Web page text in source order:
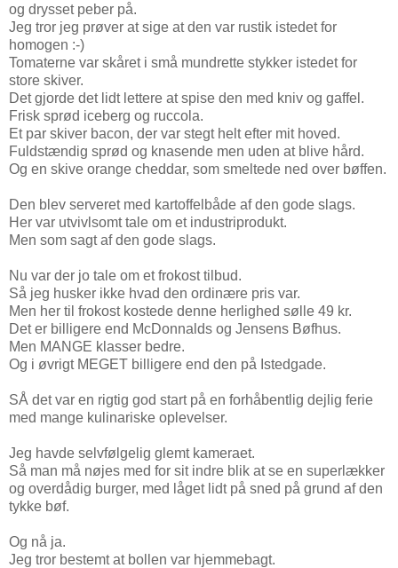
og drysset peber på.
Jeg tror jeg prøver at sige at den var rustik istedet for
homogen :-)
Tomaterne var skåret i små mundrette stykker istedet for
store skiver.
Det gjorde det lidt lettere at spise den med kniv og gaffel.
Frisk sprød iceberg og ruccola.
Et par skiver bacon, der var stegt helt efter mit hoved.
Fuldstændig sprød og knasende men uden at blive hård.
Og en skive orange cheddar, som smeltede ned over bøffen.
Den blev serveret med kartoffelbåde af den gode slags.
Her var utvivlsomt tale om et industriprodukt.
Men som sagt af den gode slags.
Nu var der jo tale om et frokost tilbud.
Så jeg husker ikke hvad den ordinære pris var.
Men her til frokost kostede denne herlighed sølle 49 kr.
Det er billigere end McDonnalds og Jensens Bøfhus.
Men MANGE klasser bedre.
Og i øvrigt MEGET billigere end den på Istedgade.
SÅ det var en rigtig god start på en forhåbentlig dejlig ferie
med mange kulinariske oplevelser.
Jeg havde selvfølgelig glemt kameraet.
Så man må nøjes med for sit indre blik at se en superlækker
og overdådig burger, med låget lidt på sned på grund af den
tykke bøf.
Og nå ja.
Jeg tror bestemt at bollen var hjemmebagt.